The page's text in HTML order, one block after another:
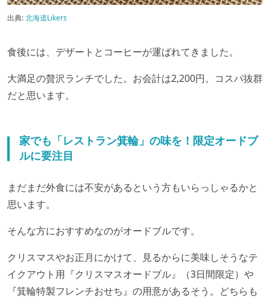
出典:北海道Likers
食後には、デザートとコーヒーが運ばれてきました。
大満足の贅沢ランチでした。お会計は2,200円。コスパ抜群
だと思います。
家でも「レストラン箕輪」の味を！限定オードブ
ルに要注目
まだまだ外食には不安があるという方もいらっしゃるかと
思います。
そんな方におすすめなのがオードブルです。
クリスマスやお正月にかけて、見るからに美味しそうなテ
イクアウト用『クリスマスオードブル』（3日間限定）や
『箕輪特製フレンチおせち』の用意があるそう。どちらも